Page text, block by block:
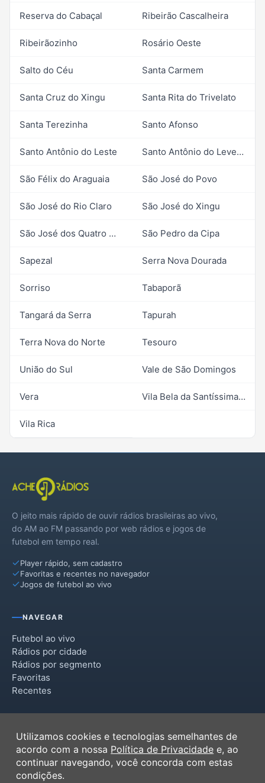
Reserva do Cabaçal Ribeirão Cascalheira
Ribeirãozinho Rosário Oeste
Salto do Céu Santa Carmem
Santa Cruz do Xingu Santa Rita do Trivelato
Santa Terezinha Santo Afonso
Santo Antônio do Leste Santo Antônio do Leverger
São Félix do Araguaia São José do Povo
São José do Rio Claro São José do Xingu
São José dos Quatro Marcos São Pedro da Cipa
Sapezal Serra Nova Dourada
Sorriso Tabaporã
Tangará da Serra Tapurah
Terra Nova do Norte Tesouro
União do Sul Vale de São Domingos
Vera Vila Bela da Santíssima Trindade
Vila Rica
O jeito mais rápido de ouvir rádios brasileiras ao vivo,
do AM ao FM passando por web rádios e jogos de
futebol em tempo real.
Player rápido, sem cadastro
Favoritas e recentes no navegador
Jogos de futebol ao vivo
NAVEGAR
Futebol ao vivo
Rádios por cidade
Rádios por segmento
Favoritas
Recentes
Termos de Uso
Política de Privacidade
Ferramentas
Utilizamos cookies e tecnologias semelhantes de
acordo com a nossa Política de Privacidade e, ao
continuar navegando, você concorda com estas
condições.